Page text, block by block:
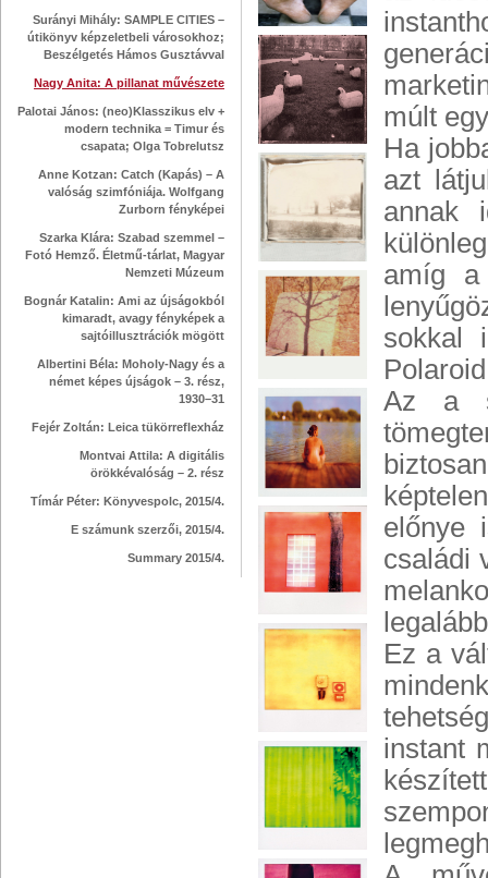
Surányi Mihály: SAMPLE CITIES –
útikönyv képzeletbeli városokhoz;
Beszélgetés Hámos Gusztávval
Nagy Anita: A pillanat művészete
Palotai János: (neo)Klasszikus elv +
modern technika = Timur és
csapata; Olga Tobrelutsz
Anne Kotzan: Catch (Kapás) – A
valóság szimfóniája. Wolfgang
Zurborn fényképei
Szarka Klára: Szabad szemmel –
Fotó Hemző. Életmű-tárlat, Magyar
Nemzeti Múzeum
Bognár Katalin: Ami az újságokból
kimaradt, avagy fényképek a
sajtóillusztrációk mögött
Albertini Béla: Moholy-Nagy és a
német képes újságok – 3. rész,
1930–31
Fejér Zoltán: Leica tükörreflexház
Montvai Attila: A digitális
örökkévalóság – 2. rész
Tímár Péter: Könyvespolc, 2015/4.
E számunk szerzői, 2015/4.
Summary 2015/4.
múlt
Ha
azt
annak
amíg a
sokkal
Az a
előnye
családi
Ez a
instant